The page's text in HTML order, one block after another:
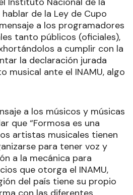
hablar de la Ley de Cupo
a los programadores
tanto públicos (oficiales),
a cumplir con la
la declaración jurada
musical ante el INAMU, algo
a los músicos y músicas
que “Formosa es una
artistas musicales tienen
para tener voz y
a la mecánica para
que otorga el INAMU,
del país tiene su propio